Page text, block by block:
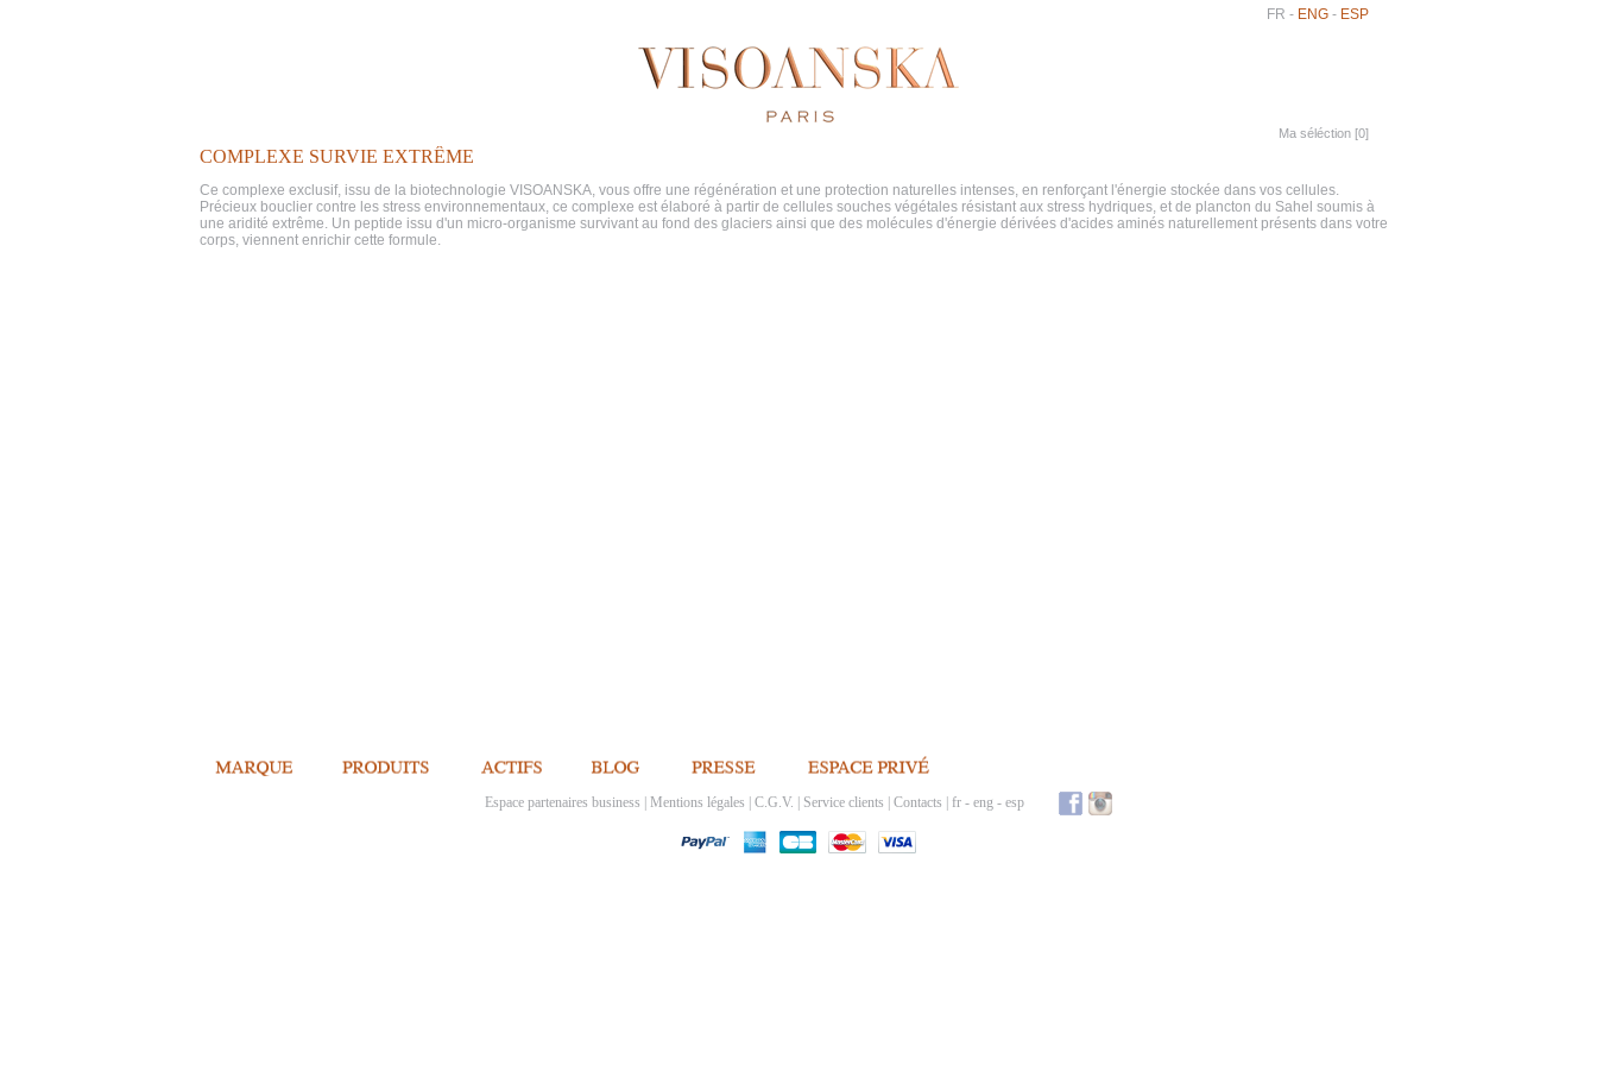
FR - ENG - ESP
Ma séléction [0]
COMPLEXE SURVIE EXTRÊME
Ce complexe exclusif, issu de la biotechnologie VISOANSKA, vous offre une régénération et une protection naturelles intenses, en renforçant l'énergie stockée dans vos cellules.
Précieux bouclier contre les stress environnementaux, ce complexe est élaboré à partir de cellules souches végétales résistant aux stress hydriques, et de plancton du Sahel soumis à
une aridité extrême. Un peptide issu d'un micro-organisme survivant au fond des glaciers ainsi que des molécules d'énergie dérivées d'acides aminés naturellement présents dans votre
corps, viennent enrichir cette formule.
Espace partenaires business Mentions légales C.G.V. Service clients Contacts fr - eng - esp